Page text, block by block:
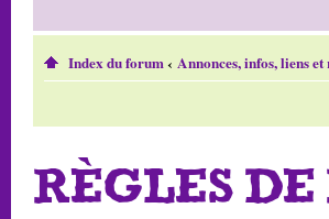
Index du forum‹ Annonces, infos, liens et
RÈGLES